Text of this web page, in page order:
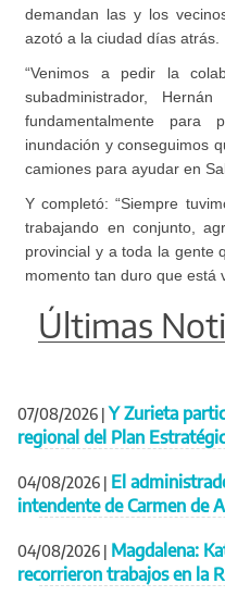
demandan las y los
azotó a la ciudad días atrás.
“Venimos a pedir la
subadministrador,
fundamentalmente para
inundación y conseguimos
camiones para ayudar en
Y completó: “Siempre
trabajando en conjunto,
provincial y a toda la gente
momento tan duro que está
Últimas
07/08/2026 | Y Zurieta
regional del Plan
04/08/2026 | El
intendente de Carmen de
04/08/2026 | Magdalena:
recorrieron trabajos en la